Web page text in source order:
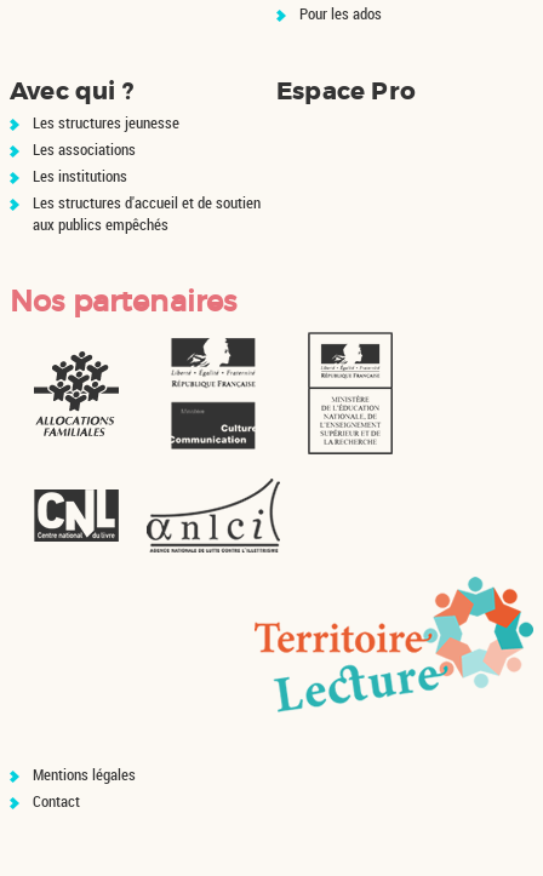
Pour les ados
Avec qui ?
Les structures jeunesse
Les associations
Les institutions
Les structures d'accueil et de soutien
aux publics empêchés
Espace Pro
Nos partenaires
Mentions légales
Contact